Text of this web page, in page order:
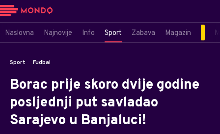
Naslovna Najnovije Info Sport Zabava Magazin
Sport Fudbal
Borac prije skoro dvije godine
posljednji put savladao
Sarajevo u Banjaluci!